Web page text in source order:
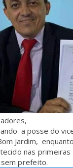
a posse do
Jardim,
nas
sem prefeito.